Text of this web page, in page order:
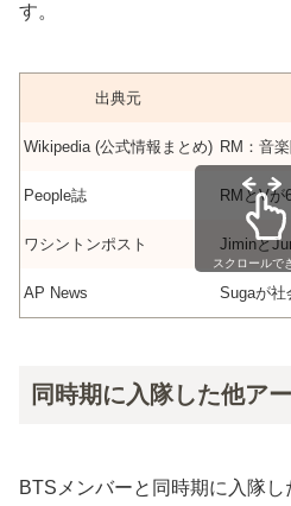
す。
出典元
Wikipedia (公式情報まとめ) RM：音
People誌 RMとVが
ワシントンポスト Jiminと
AP News Sugaが社
スクロールで
同時期に入隊した他ア
BTSメンバーと同時期に入隊